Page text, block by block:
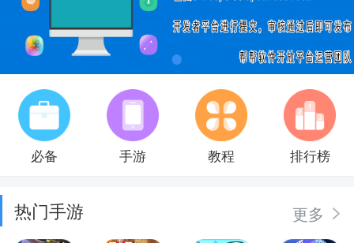
必备 手游 教程 排行榜
热门手游 更多